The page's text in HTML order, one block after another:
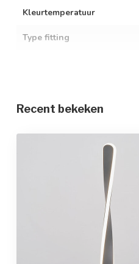
Kleurtemperatuur
Type fitting
Frequentie
Opwarmtijd
Gemiddelde levensduur
Recent bekeken